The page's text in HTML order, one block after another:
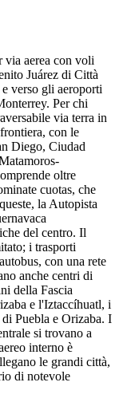
via aerea con voli
Juárez di Città
verso gli aeroporti
Per chi
via terra in
con le
Diego, Ciudad
oltre
cuotas, che
la Autopista
del centro. Il
i trasporti
con una rete
anche centri di
della Fascia
e l'Iztaccíhuatl, i
Puebla e Orizaba. I
si trovano a
interno è
le grandi città,
di notevole